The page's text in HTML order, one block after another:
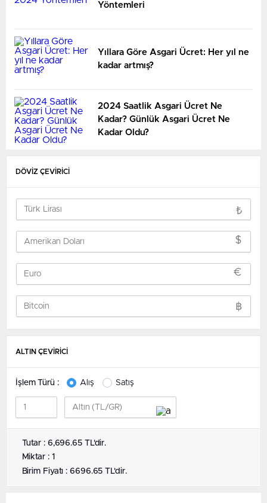
Yöntemleri
Yıllara Göre Asgari Ücret: Her yıl ne
kadar artmış?
2024 Saatlik Asgari Ücret Ne
Kadar? Günlük Asgari Ücret Ne
Kadar Oldu?
DÖVİZ ÇEVİRİCİ
₺
$
€
฿
ALTIN ÇEVİRİCİ
İşlem Türü : Alış Satış
Tutar : 6,696.65 TL'dir.
Miktar : 1
Birim Fiyatı : 6696.65 TL'dir.